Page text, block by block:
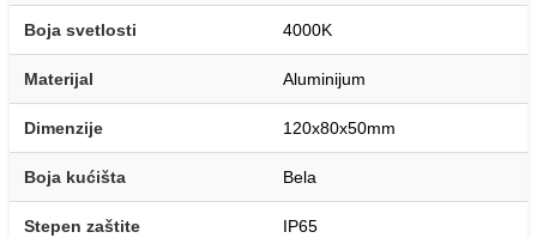
Boja svetlosti 4000K
Materijal Aluminijum
Dimenzije 120x80x50mm
Boja kućišta Bela
Stepen zaštite IP65